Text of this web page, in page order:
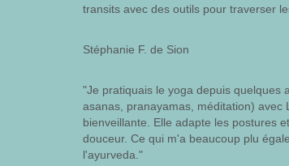
transits avec des outils pour traverser
Stéphanie F. de Sion
"Je pratiquais le yoga depuis quelques
asanas, pranayamas, méditation) avec
bienveillante. Elle adapte les postures
douceur. Ce qui m'a beaucoup plu
l'ayurveda."